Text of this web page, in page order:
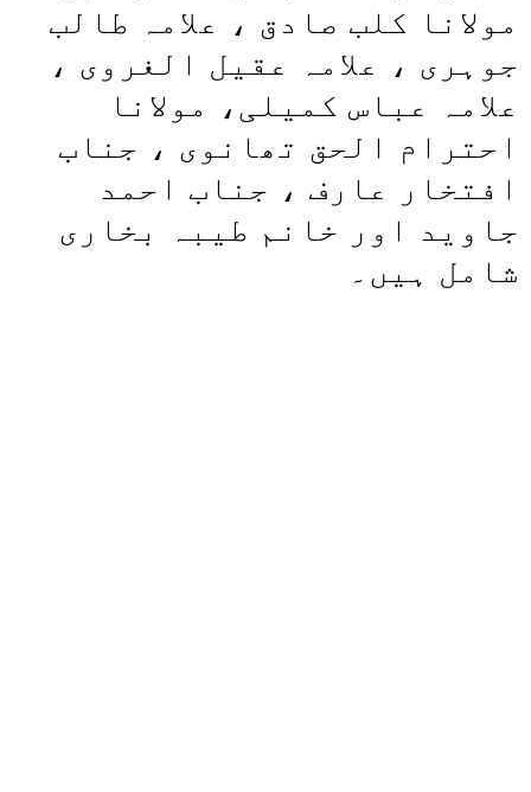
مولانا کلب صادق ، علامہ طالب
جوہری ، علامہ عقیل الغروی ،
علامہ عباس کمیلی، مولانا
احترام الحق تھانوی ، جناب
افتخار عارف ، جناب احمد
جاوید اور خانم طیبہ بخاری
شامل ہیں۔